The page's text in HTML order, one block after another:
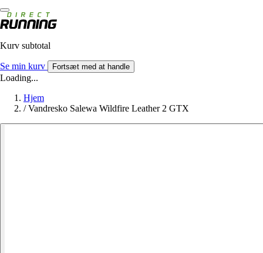
Kurv subtotal
Se min kurv Fortsæt med at handle
Loading...
Hjem
/ Vandresko Salewa Wildfire Leather 2 GTX